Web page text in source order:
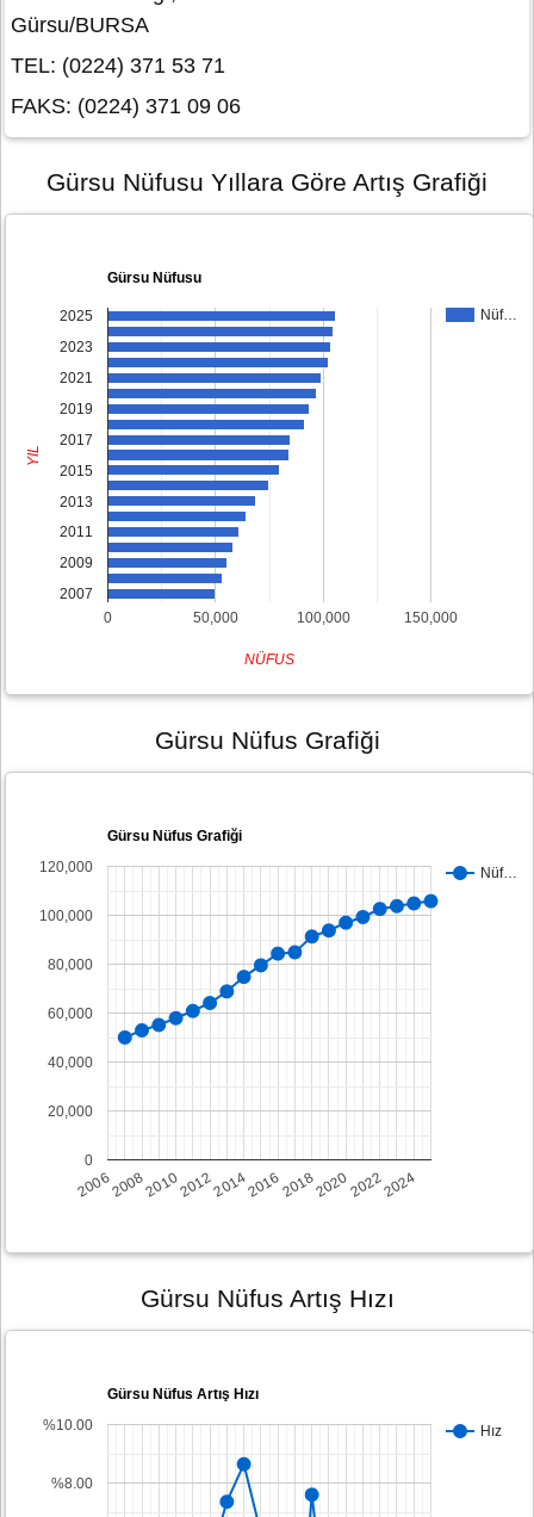
Gürsu/BURSA
TEL: (0224) 371 53 71
FAKS: (0224) 371 09 06
Gürsu Nüfusu Yıllara Göre Artış Grafiği
Gürsu Nüfusu
Nüf…
0 50,000 100,000 150,000
2025
2023
2021
2019
2017
2015
2013
2011
2009
2007
NÜFUS
YIL
Gürsu Nüfus Grafiği
Gürsu Nüfus Grafiği
Nüf…
2006200820102012201420162018202020222024
0
20,000
40,000
60,000
80,000
100,000
120,000
Gürsu Nüfus Artış Hızı
Gürsu Nüfus Artış Hızı
Hız
%8.00
%10.00